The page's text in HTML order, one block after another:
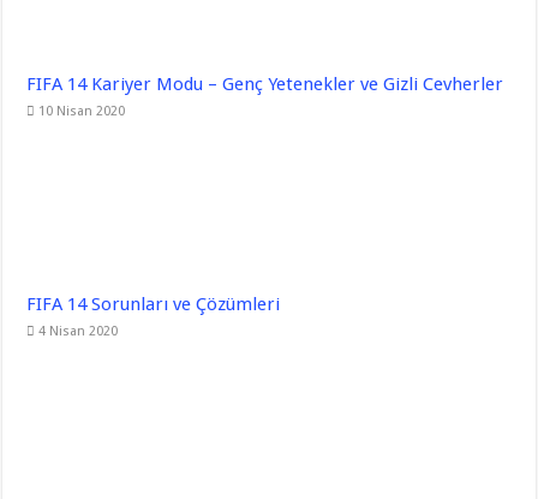
FIFA 14 Kariyer Modu – Genç Yetenekler ve Gizli Cevherler
10 Nisan 2020
FIFA 14 Sorunları ve Çözümleri
4 Nisan 2020